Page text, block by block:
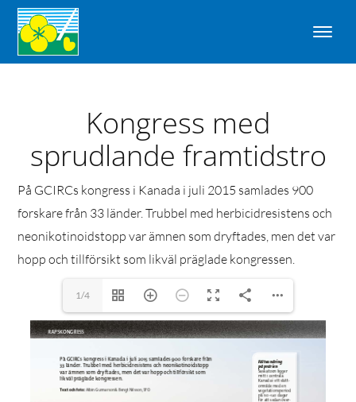
Kongress med
sprudlande framtidstro
På GCIRCs kongress i Kanada i juli 2015 samlades 900
forskare från 33 länder. Trubbel med herbicidresistens och
neonikotinoidstopp var ämnen som dryftades, men det var
hopp och tillförsikt som likväl präglade kongressen.
1/4